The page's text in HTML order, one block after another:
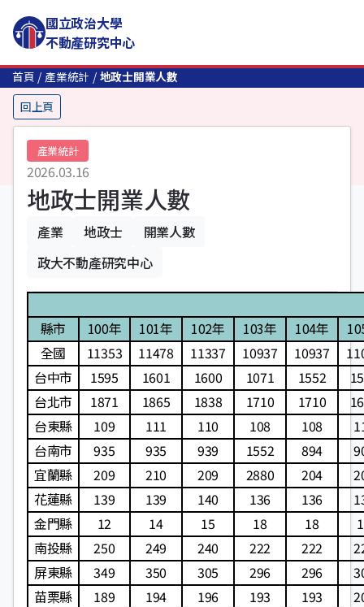
國立政治大學
不動產研究中心
首頁 產業統計
地政士開業人數
回上頁
產業統計
2026.03.16
地政士開業人數
產業 地政士
開業人數
政大不動產研究中心
縣市 100年 101年 102年 103年 104年
全國
11353 11478 11337 10937 10937
台中市
1595 1601 1600 1071 1552
台北市
1871 1865 1838 1710 1710
台東縣
109 111 110 108 108
台南市
935 935 939 1552 894
宜蘭縣
209 210 209 2880 204
花蓮縣
139 139 140 136 136
金門縣
12 14 15 18 18
南投縣
250 249 240 222 222
屏東縣
349 350 305 296 296
苗栗縣
189 194 196 193 193